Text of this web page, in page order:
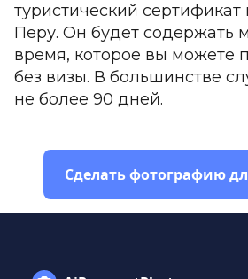
туристический
Перу. Он будет содержать
время, которое вы можете
без визы. В большинстве
не более 90 дней.